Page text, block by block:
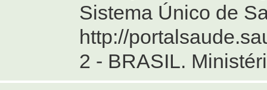
Sistema Único de
http://
2 - BRASIL.